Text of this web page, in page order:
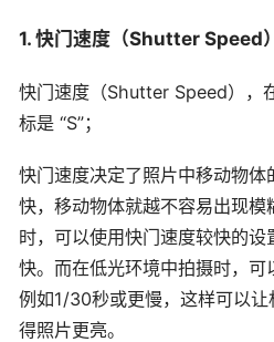
1. 快门速度（Shutter Speed）
快门速度（Shutter Speed），
标是 “S”；
快门速度决定了照片中移动物体
快，移动物体就越不容易出现
时，可以使用快门速度较快的
快。而在低光环境中拍摄时，可
例如1/30秒或更慢，这样可以
得照片更亮。